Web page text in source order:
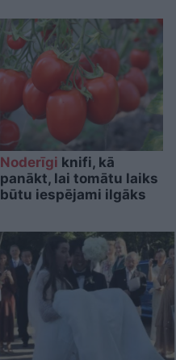
Noderīgi knifi, kā
panākt, lai tomātu laiks
būtu iespējami ilgāks